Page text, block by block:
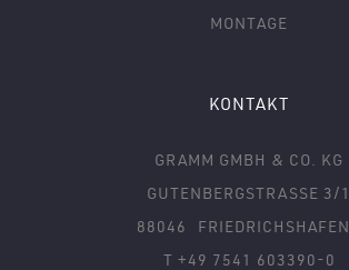
MONTAGE
KONTAKT
GRAMM GMBH & CO. KG
GUTENBERGSTRASSE 3/1
88046
FRIEDRICHSHAFEN
T +49 7541 603390-0